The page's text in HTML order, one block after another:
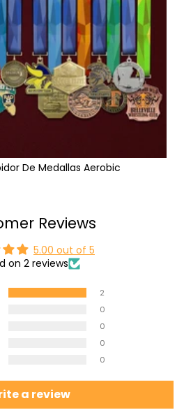
De Medallas Aerobic
Reviews
5.00 out of 5
on 2 reviews
2
0
0
0
0
a review